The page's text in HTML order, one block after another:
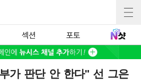
섹션 포토
가 판단 안 한다" 선 그은